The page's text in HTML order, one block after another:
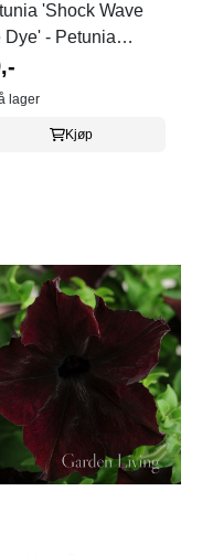
'Shock Wave
- Petunia
lager
Kjøp